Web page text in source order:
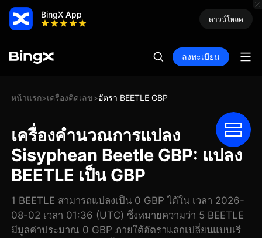
BingX App ดาวน์โหลด
ลงทะเบียน
หน้าแรก>เครื่องคิดเลข>อัตรา BEETLE GBP
เครื่องคำนวณการแปลง
Sisyphean Beetle GBP: แปลง
BEETLE เป็น GBP
1 BEETLE สามารถแปลงเป็น 0 GBP ได้ใน เวลา 2026-
08-02 เวลา 01:36 (UTC) ซึ่งหมายความว่า 5 BEETLE
มีมูลค่าประมาณ 0 GBP ภายใต้อัตราแลกเปลี่ยนแบบเรี